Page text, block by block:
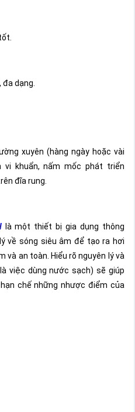
dạng.
xuyên (hàng ngày hoặc vài
khuẩn, nấm mốc phát triển
đĩa rung.
là một thiết bị gia dụng thông
về sóng siêu âm để tạo ra hơi
an toàn. Hiểu rõ nguyên lý và
việc dùng nước sạch) sẽ giúp
chế những nhược điểm của